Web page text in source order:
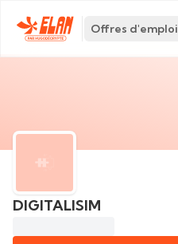
Offres d'emploi
DIGITALISIM